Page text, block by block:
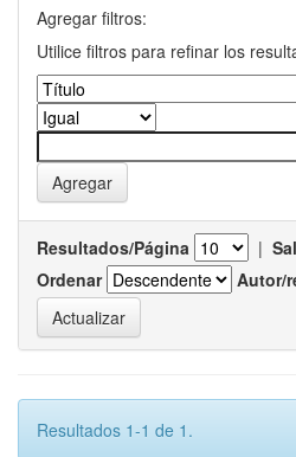
Agregar filtros:
Utilice filtros para refinar los
Resultados/Página |
Ordenar
Autor/
Resultados 1-1 de 1.